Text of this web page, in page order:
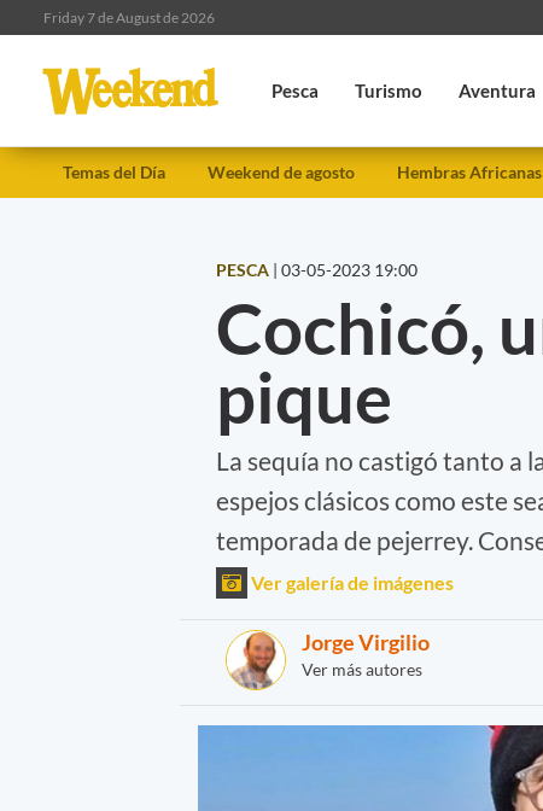
Friday 7 de August de 2026
Pesca Turismo Aventura
Temas del Día Weekend de agosto Hembras Africanas
PESCA | 03-05-2023 19:00
Cochicó,
pique
La sequía no castigó tanto a
espejos clásicos como este
temporada de pejerrey.
Ver galería de imágenes
Jorge Virgilio
Ver más autores